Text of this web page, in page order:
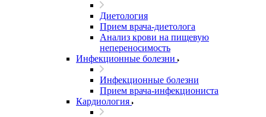
Диетология
Прием врача-диетолога
Анализ крови на пищевую
непереносимость
Инфекционные болезни
Инфекционные болезни
Прием врача-инфекциониста
Кардиология